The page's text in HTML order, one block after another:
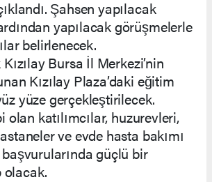
Şahsen yapılacak
yapılacak görüşmelerle
belirlenecek.
Bursa İl Merkezi’nin
Kızılay Plaza’daki eğitim
yüze gerçekleştirilecek.
katılımcılar, huzurevleri,
ve evde hasta bakımı
güçlü bir
olacak.